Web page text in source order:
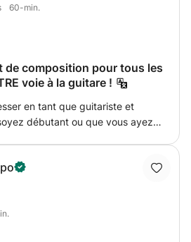
60-min.
de composition pour tous les
voie à la guitare !
en tant que guitariste et
débutant ou que vous ayez
aussi pour les débutants. Je
vos besoins ou de ceux de votre
avec vous ! Si vous
intermédiaire, voici les étapes : -